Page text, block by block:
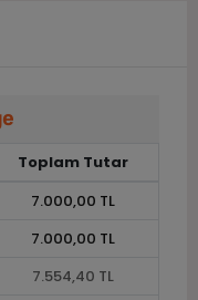
Toplam Tutar
7.000,00 TL
7.000,00 TL
7.554,40 TL